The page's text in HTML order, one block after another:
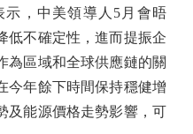
，中美領導人5月會晤
低不確定性，進而提振企
為區域和全球供應鏈的關
今年餘下時間保持穩健增
及能源價格走勢影響，可